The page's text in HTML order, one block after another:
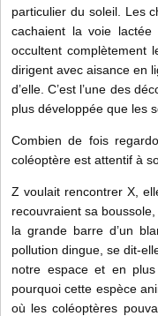
particulier du soleil. Les
cachaient la voie
occultent complètement
dirigent avec aisance en
d’elle. C’est l’une des
plus développée que les
Combien de fois
coléoptère est attentif à
Z voulait rencontrer X,
recouvraient sa
la grande barre d’un
pollution dingue, se dit-
notre espace et en
pourquoi cette espèce
où les coléoptères